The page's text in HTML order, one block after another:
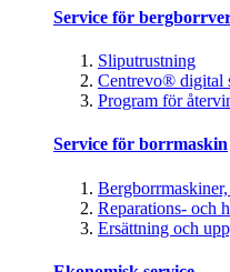
Service för
Sliputrustning
Centrevo® digital
Program för
Service för borrmaskin
Reparations- och
Ersättning och